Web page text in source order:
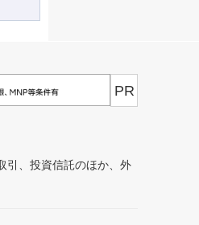
PR
引、投資信託のほか、外